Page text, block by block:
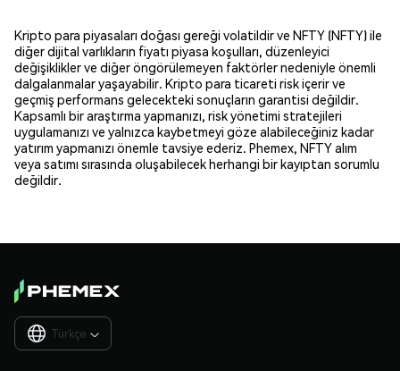
Kripto para piyasaları doğası gereği volatildir ve NFTY (NFTY) ile
diğer dijital varlıkların fiyatı piyasa koşulları, düzenleyici
değişiklikler ve diğer öngörülemeyen faktörler nedeniyle önemli
dalgalanmalar yaşayabilir. Kripto para ticareti risk içerir ve
geçmiş performans gelecekteki sonuçların garantisi değildir.
Kapsamlı bir araştırma yapmanızı, risk yönetimi stratejileri
uygulamanızı ve yalnızca kaybetmeyi göze alabileceğiniz kadar
yatırım yapmanızı önemle tavsiye ederiz. Phemex, NFTY alım
veya satımı sırasında oluşabilecek herhangi bir kayıptan sorumlu
değildir.
Türkçe 